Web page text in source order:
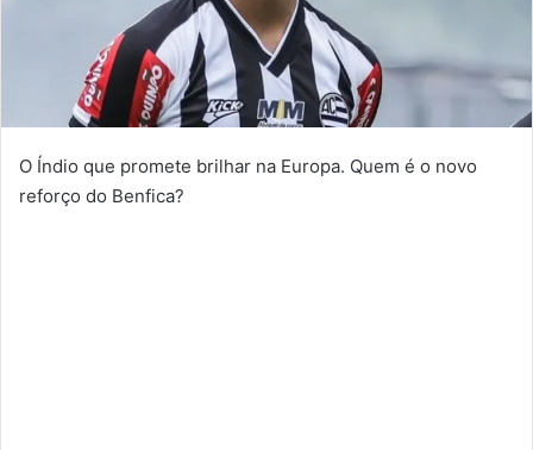
O Índio que promete brilhar na Europa. Quem é o novo
reforço do Benfica?